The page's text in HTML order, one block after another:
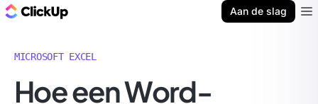
Aan de slag
MICROSOFT EXCEL
Hoe een Word-